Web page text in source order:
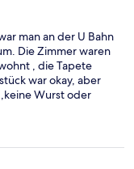
man an der U Bahn
Die Zimmer waren
, die Tapete
war okay, aber
Wurst oder
sehr günstig, zum
Ansprüche hat.